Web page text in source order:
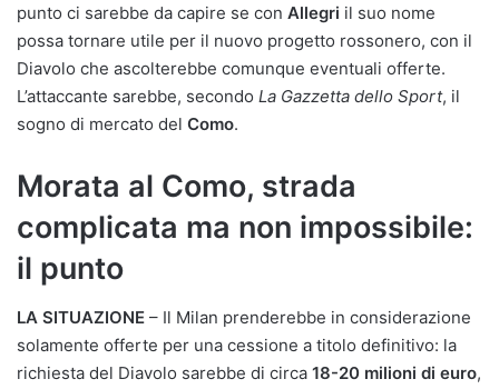
punto ci sarebbe da capire se con Allegri il suo nome
possa tornare utile per il nuovo progetto rossonero, con il
Diavolo che ascolterebbe comunque eventuali offerte.
L’attaccante sarebbe, secondo La Gazzetta dello Sport, il
sogno di mercato del Como.
Morata al Como, strada
complicata ma non impossibile:
il punto
LA SITUAZIONE – Il Milan prenderebbe in considerazione
solamente offerte per una cessione a titolo definitivo: la
richiesta del Diavolo sarebbe di circa 18-20 milioni di euro,